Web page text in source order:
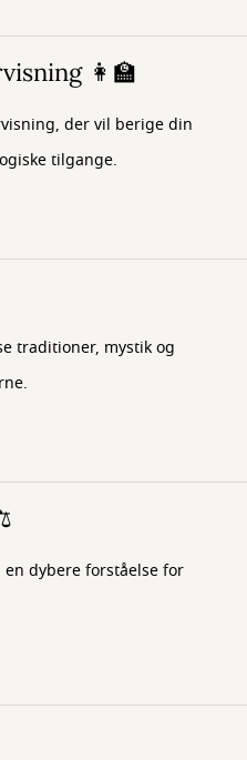
👩‍🏫
der vil berige din
tilgange.
traditioner, mystik og
dybere forståelse for